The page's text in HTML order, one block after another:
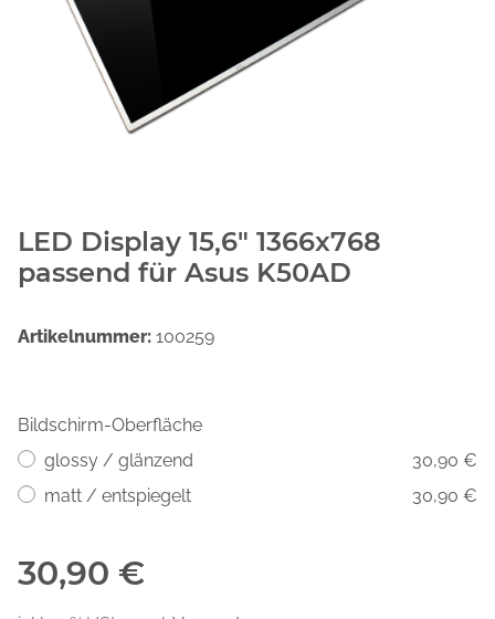
LED Display 15,6" 1366x768
passend für Asus K50AD
Artikelnummer: 100259
Bildschirm-Oberfläche
glossy / glänzend
30,90 €
matt / entspiegelt
30,90 €
30,90 €